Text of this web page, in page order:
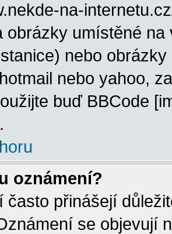
na-
obrázky umístěné
nebo
nebo yahoo,
buď BBCode
oznámení?
často přinášejí
se objevují